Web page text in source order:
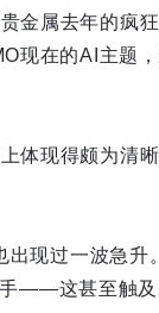
金属去年的疯
现在的AI主题
体现得颇为清
出现过一波急
——这甚至触及